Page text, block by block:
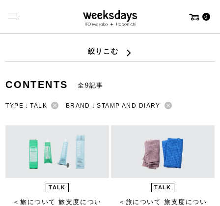
0
絞りこむ
CONTENTS 全9記事
TYPE：TALK BRAND：STAMP AND DIARY
TALK
＜旅について 旅支度につい
TALK
＜旅について 旅支度につい